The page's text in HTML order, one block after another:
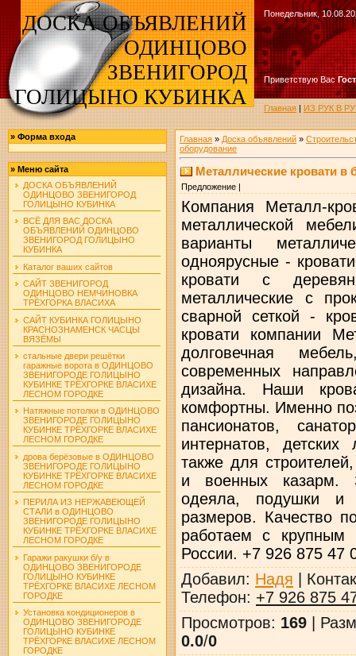
ДОСКА ОБЪЯВЛЕНИЙ
ОДИНЦОВО
ЗВЕНИГОРОД
ГОЛИЦЫНО КУБИНКА
Понедельник,
Приветствую Вас
Главная|ИЗ РУК В
» Форма входа
» Меню сайта
ДОСКА ОБЪЯВЛЕНИЙ
ОДИНЦОВО ЗВЕНИГОРОД
ГОЛИЦЫНО КУБИНКА
ВСЁ ДЛЯ ВАС ДОСКА
ОБЪЯВЛЕНИЙ ОДИНЦОВО
ЗВЕНИГОРОД ГОЛИЦЫНО
КУБИНКА
Каталог ваших сайтов
САЙТ ЗВЕНИГОРОД
ОДИНЦОВО НЕМЧИНОВКА
ТРЁХГОРКА ВЛАСИХА
САЙТ КУБИНКА ГОЛИЦЫНО
КРАСНОЗНАМЕНСК ЧАСЦЫ
ВЯЗЁМЫ
стальные двери решётки
гаражные ворота в ОДИНЦОВО
ЗВЕНИГОРОДЕ ГОЛИЦЫНО
КУБИНКЕ ТРЁХГОРКЕ ВЛАСИХЕ
ЛЕСНОМ ГОРОДКЕ
Натяжные потолки в ОДИНЦОВО
ЗВЕНИГОРОДЕ ГОЛИЦЫНО
КУБИНКЕ ТРЁХГОРКЕ ВЛАСИХЕ
ЛЕСНОМ ГОРОДКЕ
дрова берёзовые в ОДИНЦОВО
ЗВЕНИГОРОДЕ ГОЛИЦЫНО
КУБИНКЕ ТРЁХГОРКЕ ВЛАСИХЕ
ЛЕСНОМ ГОРОДКЕ
ПЕРИЛА ИЗ НЕРЖАВЕЮЩЕЙ
СТАЛИ в ОДИНЦОВО
ЗВЕНИГОРОДЕ ГОЛИЦЫНО
КУБИНКЕ ТРЁХГОРКЕ ВЛАСИХЕ
ЛЕСНОМ ГОРОДКЕ
Гаражи ракушки б/у в
ОДИНЦОВО ЗВЕНИГОРОДЕ
ГОЛИЦЫНО КУБИНКЕ
ТРЁХГОРКЕ ВЛАСИХЕ ЛЕСНОМ
ГОРОДКЕ
Установка кондиционеров в
ОДИНЦОВО ЗВЕНИГОРОДЕ
ГОЛИЦЫНО КУБИНКЕ
ТРЁХГОРКЕ ВЛАСИХЕ ЛЕСНОМ
ГОРОДКЕ
Главная» Доска объявлений»
оборудование
Металлические кровати
Предложение |
Компания Металл-
металлической
варианты
одноярусные -
кровати с
металлические с
сварной сеткой -
кровати компании
долговечная
современных
дизайна. Наши
комфортны. Именно
пансионатов,
интернатов,
также для
и военных казарм.
одеяла, подушки и
размеров. Качество
работаем с
России. +7 926 875 47
Добавил: Надя |
Телефон: +7 926 875
Просмотров: 169|
0.0/0